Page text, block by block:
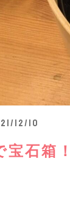
12/10
宝石箱